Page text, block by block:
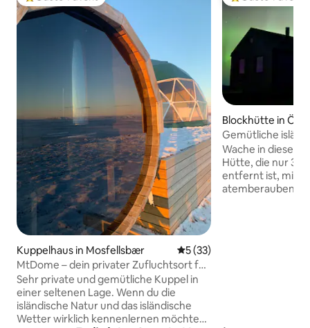
Kuppelhaus in Mosfellsbær Durchschnittliche
5 (33)
MtDome – dein privater Zufluchtsort für
die Mitternachtssonne
Sehr private und gemütliche Kuppel in
einer seltenen Lage. Wenn du die
isländische Natur und das isländische
Wetter wirklich kennenlernen möchtest,
Blockhütte in
Gemütliche
Wache in dieser
Hütte, die nur 35
entfernt ist, mit